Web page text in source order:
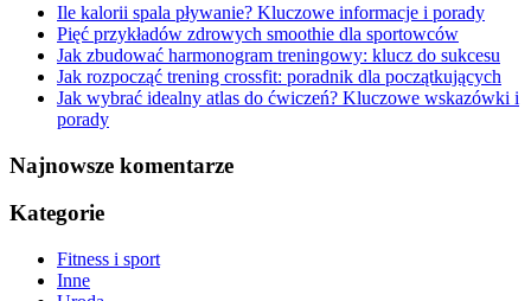
Ile kalorii spala pływanie? Kluczowe informacje i porady
Pięć przykładów zdrowych smoothie dla sportowców
Jak zbudować harmonogram treningowy: klucz do sukcesu
Jak rozpocząć trening crossfit: poradnik dla początkujących
Jak wybrać idealny atlas do ćwiczeń? Kluczowe wskazówki i
porady
Najnowsze komentarze
Kategorie
Fitness i sport
Inne